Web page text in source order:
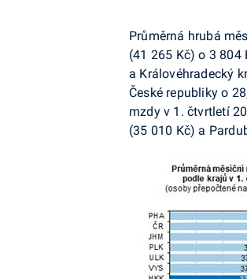
Průměrná hrubá
(41 265 Kč) o 3 804
a Královéhradecký
České republiky o
mzdy v 1. čtvrtletí
(35 010 Kč) a